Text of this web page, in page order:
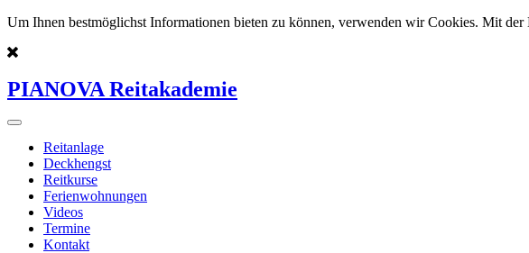
Um Ihnen bestmöglichst Informationen bieten zu können, verwenden wir Cookies. Mit
PIANOVA Reitakademie
Reitanlage
Deckhengst
Reitkurse
Ferienwohnungen
Videos
Termine
Kontakt